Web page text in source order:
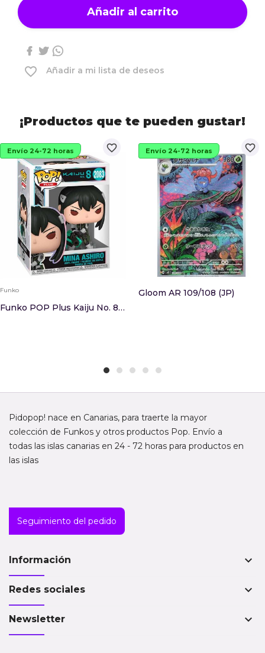
Añadir al carrito
favorite_border Añadir a mi lista de deseos
¡Productos que te pueden gustar!
favorite_border
Envío 24-72 horas
Funko
Funko POP Plus Kaiju No. 8 Mina Ashiro 2083
favorite_border
Envío 24-72 horas
Gloom AR 109/108 (JP)
Pidopop! nace en Canarias, para traerte la mayor
colección de Funkos y otros productos Pop. Envío a
todas las islas canarias en 24 - 72 horas para productos en
las islas
Seguimiento del pedido
Información keyboard_arrow_down
Redes sociales keyboard_arrow_down
Newsletter keyboard_arrow_down